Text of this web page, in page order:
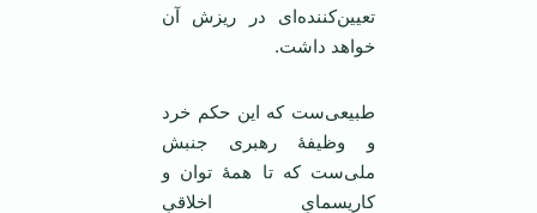
تعیین‌کننده‌ای در ریزش آن
خواهد داشت.
طبیعی‌ست که این حکم خرد
و وظیفۀ رهبری جنبش
ملی‌ست که تا همۀ توان و
کاریسمایِ اخلاقیِ